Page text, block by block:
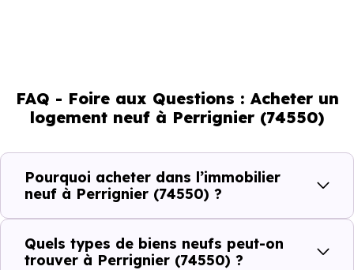
qui renseigne directement sur la demande locative locale
et les typologies de biens les plus recherchées.
commerces, 5 professions médicales et 4 établissements
scolaires. Des équipements du quotidien qui constituent
autant d'arguments concrets pour habiter ou investir
dans la commune.
FAQ - Foire aux Questions : Acheter un
logement neuf à Perrignier (74550)
Pourquoi acheter dans l’immobilier
neuf à Perrignier (74550) ?
Quels types de biens neufs peut-on
trouver à Perrignier (74550) ?